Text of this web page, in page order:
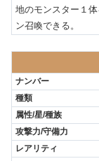
地のモンスター１
ン召喚できる。